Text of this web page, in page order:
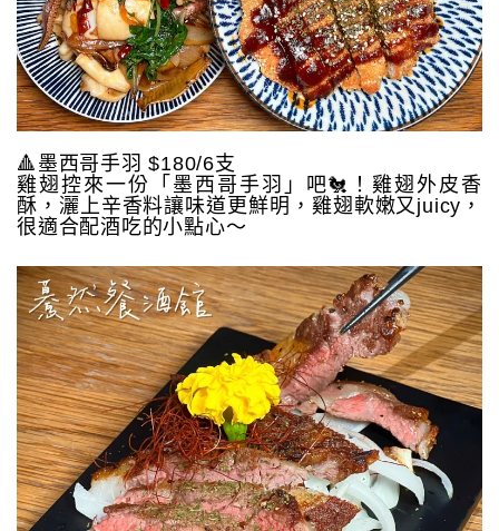
🔺墨西哥手羽 $180/6支
雞翅控來一份「墨西哥手羽」吧🐔！雞翅外皮香
酥，灑上辛香料讓味道更鮮明，雞翅軟嫩又juicy，
很適合配酒吃的小點心～